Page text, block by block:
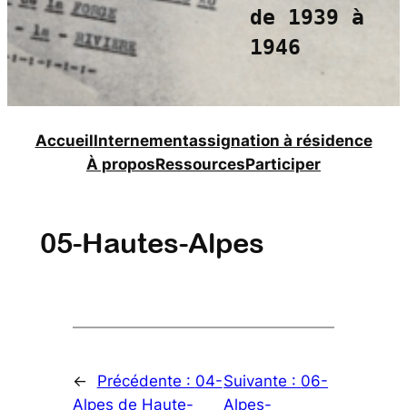
de 1939 à
1946
AccueilInternementassignation à résidence
À proposRessourcesParticiper
05-Hautes-Alpes
← Précédente : 04-
Alpes de Haute-
Suivante : 06-
Alpes-